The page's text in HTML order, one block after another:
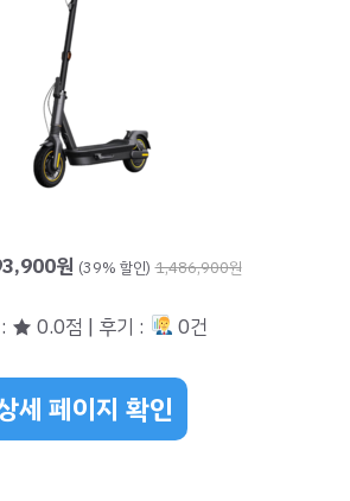
원 (39% 할인) 1,486,900원
★ 0.0점 | 후기 : 0건
세 페이지 확인